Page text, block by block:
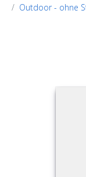
Outdoor - ohne